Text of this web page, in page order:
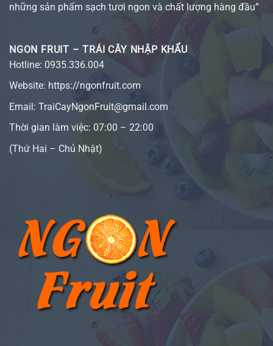
những sản phẩm sạch tươi ngon và chất lượng hàng đầu”
NGON FRUIT – TRÁI CÂY NHẬP KHẨU
Hotline: 0935.336.004
Website: https://ngonfruit.com
Email: TraiCayNgonFruit@gmail.com
Thời gian làm việc: 07:00 – 22:00
(Thứ Hai – Chủ Nhật)